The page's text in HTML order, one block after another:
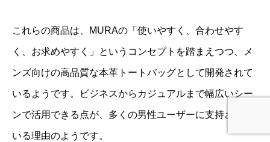
これらの商品は、MURAの「使いやすく、合わせやす
く、お求めやすく」というコンセプトを踏まえつつ、メ
ンズ向けの高品質な本革トートバッグとして開発されて
いるようです。ビジネスからカジュアルまで幅広いシー
ンで活用できる点が、多くの男性ユーザーに支持されて
いる理由のようです。